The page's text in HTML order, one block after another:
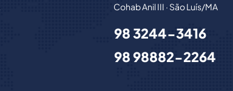
Cohab Anil III · São Luís/MA
98 3244-3416
98 98882-2264